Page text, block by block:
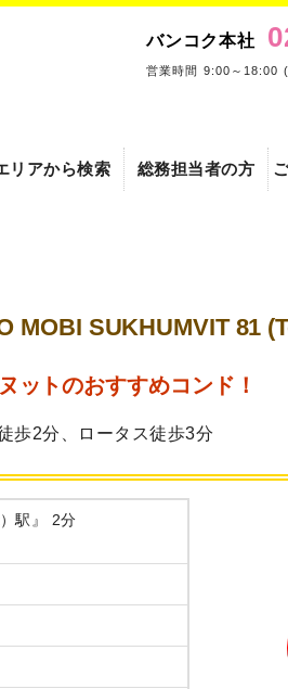
バンコク本社
営業時間 9:00～18:00
リアから検索 総務担当者の方
SUKHUMVIT 81
ットのおすすめコンド！
歩2分、ロータス徒歩3分
駅』 2分